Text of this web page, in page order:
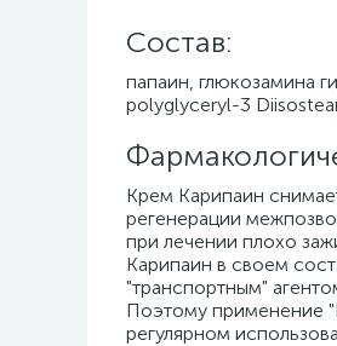
Cостав:
папаин, глюкозамина
polyglyceryl-3
Крем Карипаин
регенерации
при лечении плохо
Карипаин в своем
"транспортным"
Поэтому применение
регулярном